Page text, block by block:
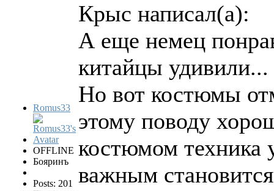
Romus33
OFFLINE
Бояринъ
Posts: 201
Крыс написал(а):
А еще немец
китайцы удивили...
Но вот костюмы
этому поводу
костюмом техника
важным